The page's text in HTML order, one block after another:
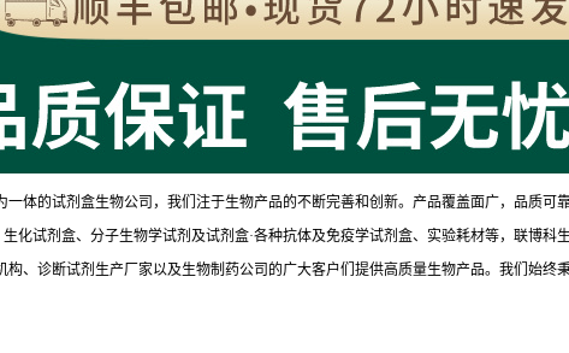
体的试剂盒生物公司，我们注于生物产品的不断完善和创新。产品覆盖面广，品质
化试剂盒、分子生物学试剂及试剂盒·各种抗体及免疫学试剂盒、实验耗材等，联博
、诊断试剂生产厂家以及生物制药公司的广大客户们提供高质量生物产品。我们始终